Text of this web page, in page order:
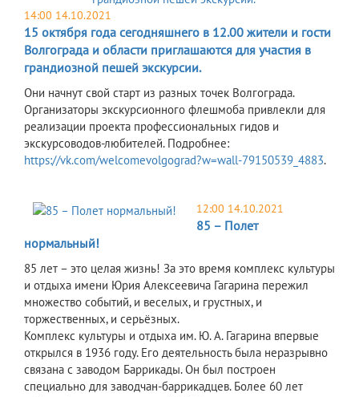
14:00 14.10.2021
15 октября года сегодняшнего в 12.00 жители и гости
Волгограда и области приглашаются для участия в
грандиозной пешей экскурсии.
Они начнут свой старт из разных точек Волгограда.
Организаторы экскурсионного флешмоба привлекли для
реализации проекта профессиональных гидов и
экскурсоводов-любителей. Подробнее:
https://vk.com/welcomevolgograd?w=wall-79150539_4883.
12:00 14.10.2021
85 – Полет
нормальный!
85 лет – это целая жизнь! За это время комплекс культуры
и отдыха имени Юрия Алексеевича Гагарина пережил
множество событий, и веселых, и грустных, и
торжественных, и серьёзных.
Комплекс культуры и отдыха им. Ю. А. Гагарина впервые
открылся в 1936 году. Его деятельность была неразрывно
связана с заводом Баррикады. Он был построен
специально для заводчан-баррикадцев. Более 60 лет